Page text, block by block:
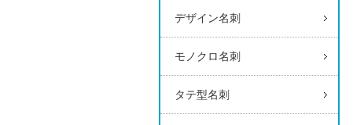
デザイン名刺
モノクロ名刺
タテ型名刺